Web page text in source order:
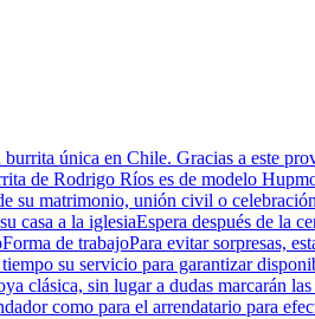
única en Chile. Gracias a este
de Rodrigo Ríos es de modelo
su matrimonio, unión civil o
a la iglesiaEspera después de la
de trabajoPara evitar sorpresas,
su servicio para garantizar
clásica, sin lugar a dudas marcarán
como para el arrendatario para